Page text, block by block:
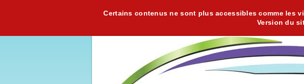
Certains contenus ne sont plus accessibles comme les
Version du